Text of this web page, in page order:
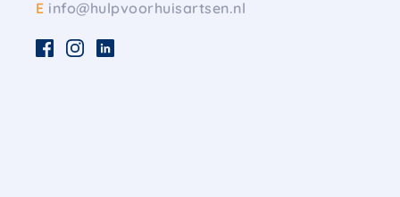
E info@hulpvoorhuisartsen.nl